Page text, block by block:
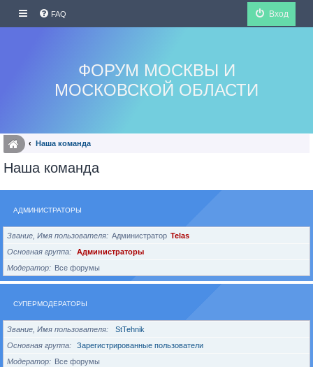
FAQ Вход
ФОРУМ МОСКВЫ И
МОСКОВСКОЙ ОБЛАСТИ
Наша команда
Наша команда
АДМИНИСТРАТОРЫ
Звание, Имя пользователя Администратор Telas
Основная группа
Администраторы
Модератор
Все форумы
СУПЕРМОДЕРАТОРЫ
Звание, Имя пользователя
StTehnik
Основная группа
Зарегистрированные пользователи
Модератор
Все форумы